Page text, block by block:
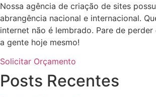
Nossa agência de criação de sites
abrangência nacional e internacional.
internet não é lembrado. Pare de
a gente hoje mesmo!
Solicitar Orçamento
Posts Recentes